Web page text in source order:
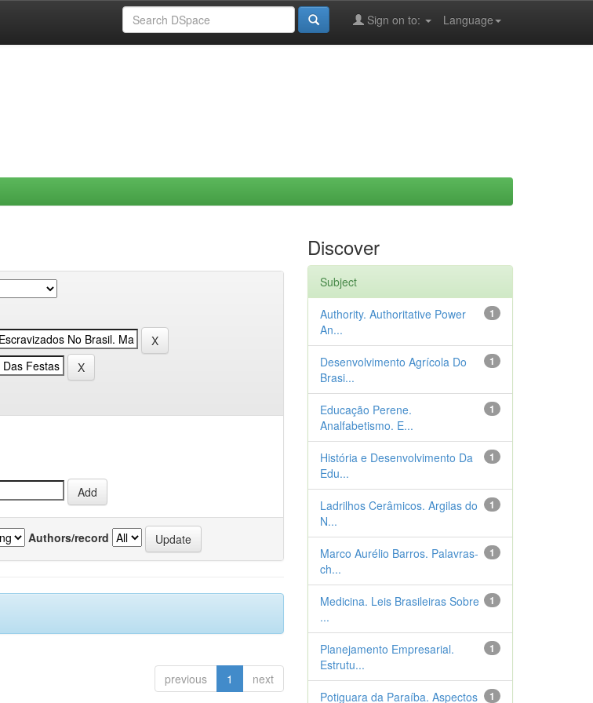
Language
Sign on to:
Authors/record
previous 1 next
Discover
Subject
1
Authority. Authoritative Power
An...
1
Desenvolvimento Agrícola Do
Brasi...
1
Educação Perene.
Analfabetismo. E...
1
História e Desenvolvimento Da
Edu...
1
Ladrilhos Cerâmicos. Argilas do
N...
1
Marco Aurélio Barros. Palavras-
ch...
1
Medicina. Leis Brasileiras Sobre
...
1
Planejamento Empresarial.
Estrutu...
1
Potiguara da Paraíba. Aspectos